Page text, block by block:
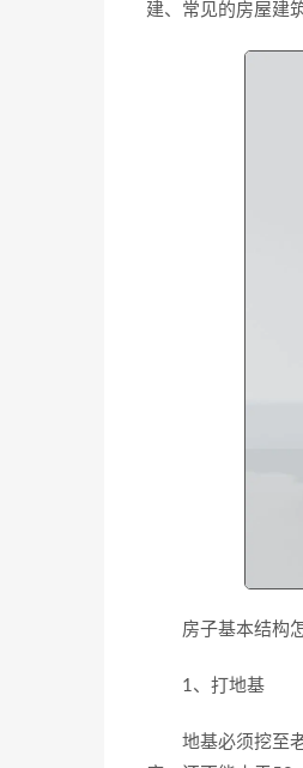
建、常见的房屋建
房子基本结构
1、打地基
地基必须挖至老